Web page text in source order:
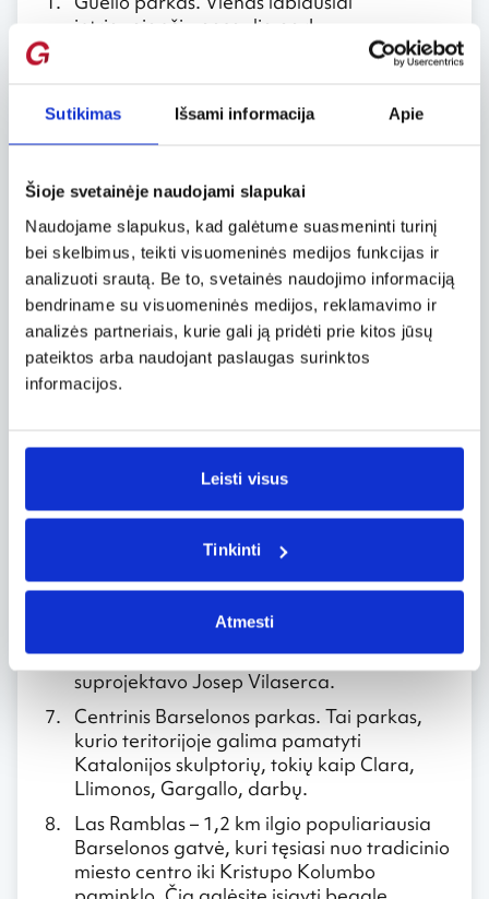
Sutikimas Išsami informacija Apie
Šioje svetainėje naudojami slapukai
Naudojame slapukus, kad galėtume suasmeninti turinį
bei skelbimus, teikti visuomeninės medijos funkcijas ir
analizuoti srautą. Be to, svetainės naudojimo informaciją
bendriname su visuomeninės medijos, reklamavimo ir
analizės partneriais, kurie gali ją pridėti prie kitos jūsų
pateiktos arba naudojant paslaugas surinktos
informacijos.
Leisti visus
Tinkinti
Atmesti
intriguojančių pasaulio parkų,
suprojektuotas jau minėto architekto –
Antoni Gaudi. Tai, ką pamatysite šiame
metais.
verta.
Gotikinis kvartalas. Čia įsikūręs Barselonos
senamiestis. Siauros gatvytės, gėlėtos
palangės bei gotikinė su eklektikos
priemaišomis architektūra. Jaukus
pasivaikščiojimas saulėtą savaitgalio rytą
garantuotas.
Stebuklingieji fontanai. Jie pastatyti dar
1929 m. ant Montjuic kalvos, į pietvakarius
Stebuklingieji fontanai žiemos metu
neveikia, bet aplinka vis tiek graži.
dirbtinis ežeras, fontanai, žaidimų
aikštelės, modernios skulptūros.
Triumfo arka. Visai netoli De la Ciutadela
parko pastatyta Triumfo arka,
simbolizuojanti pagrindinį įėjimą į 1888 m.
vykusią Pasaulinę parodą. Arką
suprojektavo Josep Vilaserca.
Centrinis Barselonos parkas. Tai parkas,
kurio teritorijoje galima pamatyti
Katalonijos skulptorių, tokių kaip Clara,
Llimonos, Gargallo, darbų.
Las Ramblas – 1,2 km ilgio populiariausia
Barselonos gatvė, kuri tęsiasi nuo tradicinio
miesto centro iki Kristupo Kolumbo